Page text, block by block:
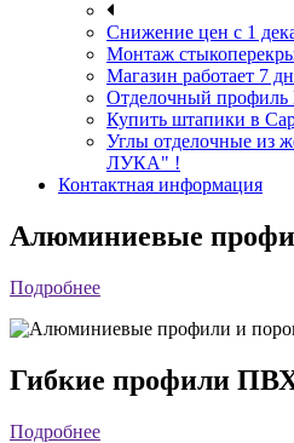
Снижение цен с 1
Монтаж
Магазин работает 7
Отделочный
Купить штапики в
Углы отделочные из
ЛУКА" !
Контактная информация
Алюминиевые
Подробнее
Гибкие профили
Подробнее